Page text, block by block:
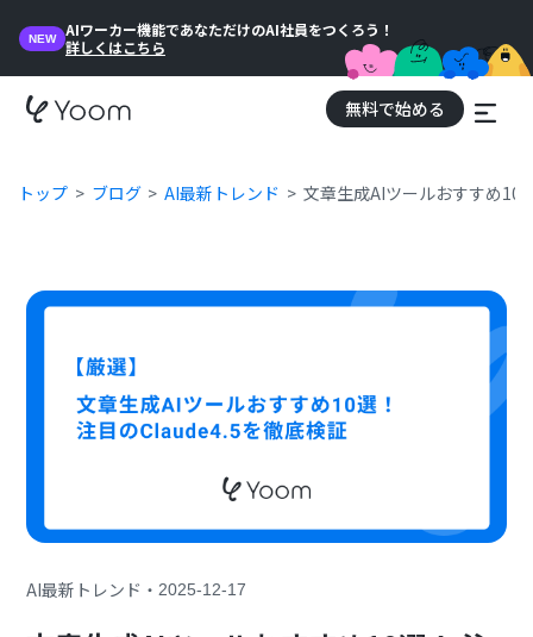
NEW
AIワーカー機能であなただけのAI社員をつくろう！
詳しくはこちら
無料で始める
トップ ブログ AI最新トレンド 文章生成AIツールおすすめ10
AI最新トレンド ・2025-12-17